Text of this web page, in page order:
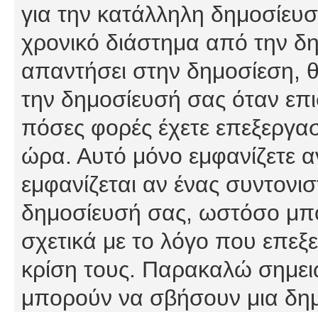
για την κατάλληλη
χρονικό διάστημα από την
απαντήσει στην δημοσίεση,
την δημοσίευσή σας όταν
πόσες φορές έχετε
ώρα. Αυτό μόνο εμφανίζετε
εμφανίζεται αν ένας
δημοσίευσή σας, ωστόσο
σχετικά με το λόγο που
κρίση τους. Παρακαλώ
μπορούν να σβήσουν μια